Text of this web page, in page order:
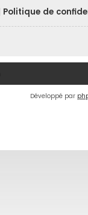
Politique de
Développé par